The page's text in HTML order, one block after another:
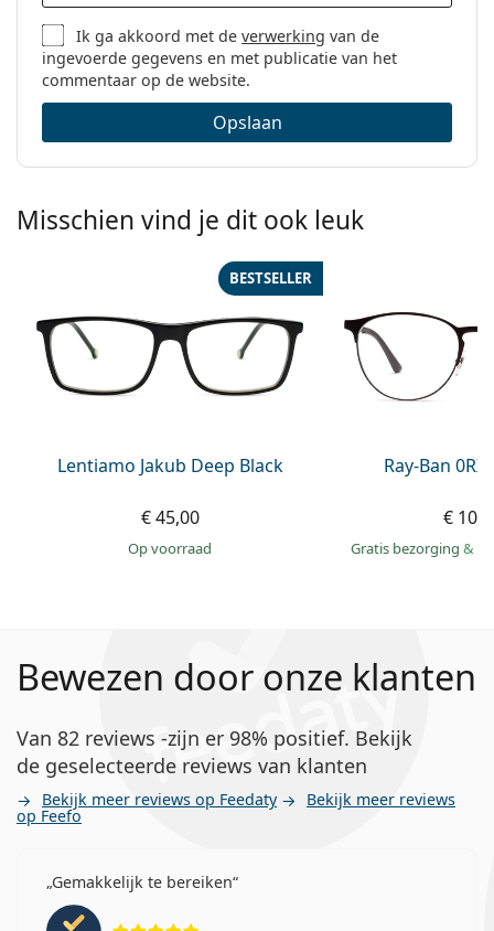
Ik ga akkoord met deverwerking van de
ingevoerde gegevens en met publicatie van het
commentaar op de website.
Opslaan
Misschien vind je dit ook leuk
Lentiamo Jakub Deep Black
BESTSELLER
€ 45,00
op voorraad
Ray-Ban
€
Gratis bezorging &
Bewezen door onze klanten
Van 82 reviews -zijn er 98% positief. Bekijk
de geselecteerde reviews van klanten
Bekijk meer reviews op Feedaty Bekijk meer reviews
op Feefo
Gemakkelijk te bereiken